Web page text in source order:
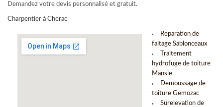
Demandez votre devis personnalisé et gratuit.
Charpentier à Cherac
Reparation de
faitage Sablonceaux
Traitement
hydrofuge de toiture
Mansle
Demoussage de
toiture Gemozac
Surelevation de